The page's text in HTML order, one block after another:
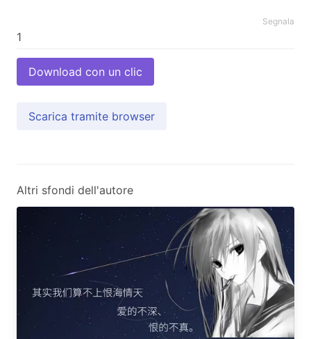
Segnala
Download con un clic
Scarica tramite browser
Altri sfondi dell'autore